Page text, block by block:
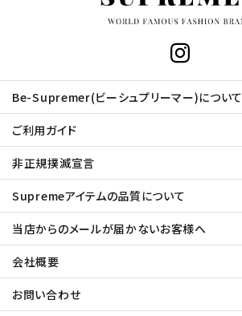
Be-Supremer(ビーシュプリーマー)について
ご利用ガイド
非正規撲滅宣言
Supremeアイテムの品質について
当店からのメールが届かないお客様へ
会社概要
お問い合わせ